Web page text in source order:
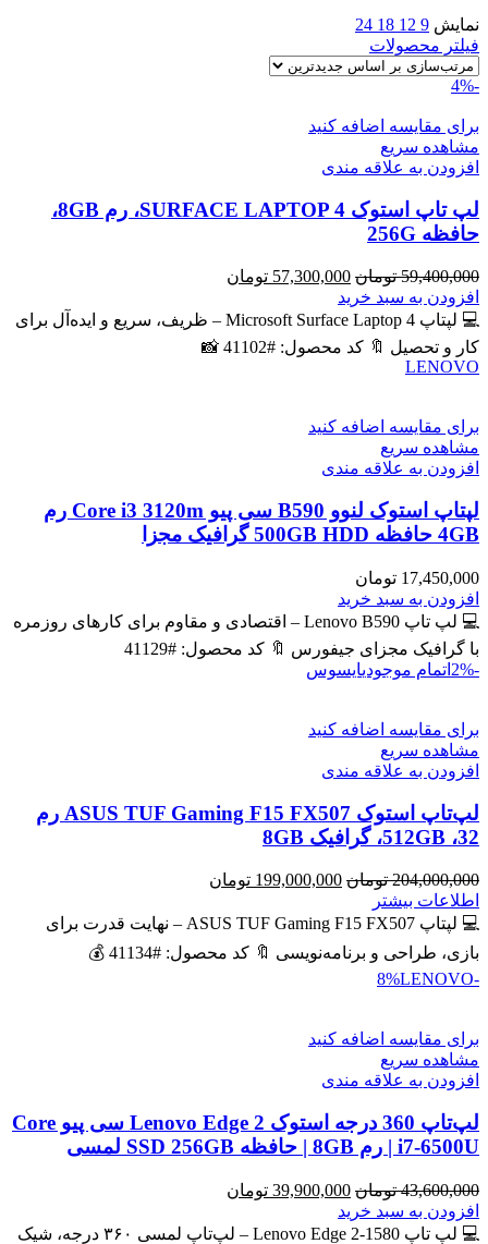
نمایش 9
12
18
24
فیلتر محصولات
-4%
برای مقایسه اضافه کنید
مشاهده سریع
افزودن به علاقه مندی
لپ تاپ استوک SURFACE LAPTOP 4، رم 8GB،
حافظه 256G
59,400,000 تومان قیمت
اصلی
59,400,000 تومان
57,300,000 تومان
57,300,000 تومان
است.
افزودن به سبد خرید
💻 لپتاپ Microsoft Surface Laptop 4 – ظریف، سریع و ایده‌آل برای
کار و تحصیل 🔖 کد محصول: #41102 📸
LENOVO
برای مقایسه اضافه کنید
مشاهده سریع
افزودن به علاقه مندی
لپتاپ استوک لنوو B590 سی پیو Core i3 3120m رم
4GB حافظه 500GB HDD گرافیک مجزا
17,450,000 تومان
افزودن به سبد خرید
💻 لپ تاپ Lenovo B590 – اقتصادی و مقاوم برای کارهای روزمره
با گرافیک مجزای جیفورس 🔖 کد محصول: #41129
-2%
اتمام موجودیایسوس
برای مقایسه اضافه کنید
مشاهده سریع
افزودن به علاقه مندی
لپ‌تاپ استوک ASUS TUF Gaming F15 FX507 رم
32، 512GB، گرافیک 8GB
204,000,000 تومان قیمت
204,000,000 تومان
199,000,000 تومان
199,000,000 تومان
است.
اطلاعات بیشتر
💻 لپتاپ ASUS TUF Gaming F15 FX507 – نهایت قدرت برای
بازی، طراحی و برنامه‌نویسی 🔖 کد محصول: #41134 💰
-8%
LENOVO
برای مقایسه اضافه کنید
مشاهده سریع
افزودن به علاقه مندی
لپ‌تاپ 360 درجه استوک Lenovo Edge 2 سی پیو Core
i7-6500U | رم 8GB | حافظه SSD 256GB لمسی
43,600,000 تومان قیمت
اصلی
43,600,000 تومان
39,900,000 تومان
39,900,000 تومان
افزودن به سبد خرید
💻 لپ تاپ Lenovo Edge 2-1580 – لپ‌تاپ لمسی ۳۶۰ درجه، شیک